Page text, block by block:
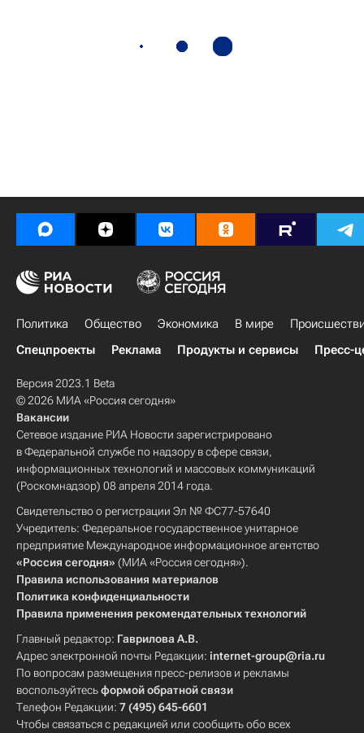
Политика Общество Экономика В мире
Спецпроекты
Реклама Продукты и сервисы Пресс-
Версия 2023.1 Beta
© 2026 МИА «Россия сегодня»
Вакансии
Сетевое издание РИА Новости зарегистрировано
в Федеральной службе по надзору в сфере связи,
информационных технологий и массовых коммуникаций
(Роскомнадзор) 08 апреля 2014 года.
Свидетельство о регистрации Эл № ФС77-57640
Учредитель: Федеральное государственное унитарное
предприятие Международное информационное агентство
«Россия сегодня» (МИА «Россия сегодня»).
Правила использования материалов
Политика конфиденциальности
Правила применения рекомендательных технологий
Главный редактор: Гаврилова А.В.
Адрес электронной почты Редакции: internet-group@ria.ru
По вопросам размещения пресс-релизов и рекламы
воспользуйтесьформой обратной связи
Телефон Редакции: 7 (495) 645-6601
Чтобы связаться с редакцией или сообщить обо всех